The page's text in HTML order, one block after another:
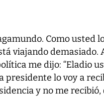
Como usted
viajando demasiado.
me dijo: “Eladio
presidente lo voy a
y no me